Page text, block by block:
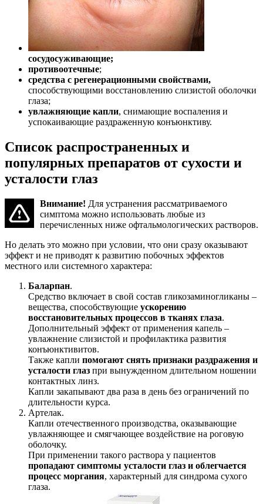
сосудосуживающие;
противоотечные;
средства с регенерационными свойствами,
способствующими восстановлению слизистой оболочки
глаза;
увлажняющие капли, снимающие воспаления и
успокаивающие раздраженную конъюнктиву.
Список распространенных и
популярных препаратов от сухости и
усталости глаз
Внимание! Для устранения рассматриваемого
симптома можно использовать любые из
перечисленных ниже офтальмологических растворов.
Но делать это можно при условии, что они сразу оказывают
эффект и не приводят к развитию побочных эффектов
местного или системного характера:
Баларпан.
Средство включает в свой состав гликозаминогликаны –
вещества, способствующие ускорению
восстановительных процессов в тканях глаза.
Дополнительный эффект от применения капель –
увлажнение слизистой и профилактика развития
конъюнктивитов.
Также капли помогают снять признаки раздражения и
усталости глаз при вынужденном длительном ношении
контактных линз.
Капли закапывают два раза в день без ограничений по
длительности курса.
Артелак.
Капли отечественного производства, оказывающие
увлажняющее и смягчающее воздействие на роговую
оболочку.
При применении такого раствора у пациентов
пропадают симптомы усталости глаз и облегчается
процесс моргания, характерный для синдрома сухого
глаза.